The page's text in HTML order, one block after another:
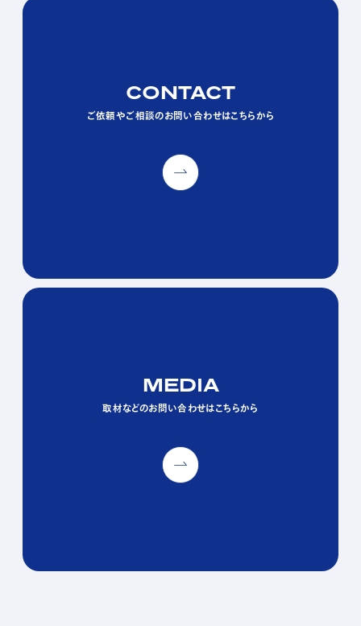
CONTACT
ご依頼やご相談のお問い合わせはこちらから
CONTACT
ご依頼やご相談のお問い合わせはこちらから
CONTACT
ご依頼やご相談のお問い合わせはこちらから
MEDIA
取材などのお問い合わせはこちらから
MEDIA
取材などのお問い合わせはこちらから
MEDIA
取材などのお問い合わせはこちらから